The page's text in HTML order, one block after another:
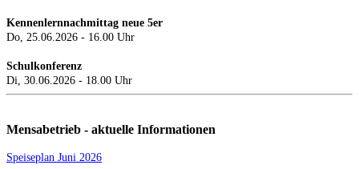
Kennenlernnachmittag neue 5er
Do, 25.06.2026 - 16.00 Uhr
Schulkonferenz
Di, 30.06.2026 - 18.00 Uhr
Mensabetrieb - aktuelle Informationen
Speiseplan Juni 2026